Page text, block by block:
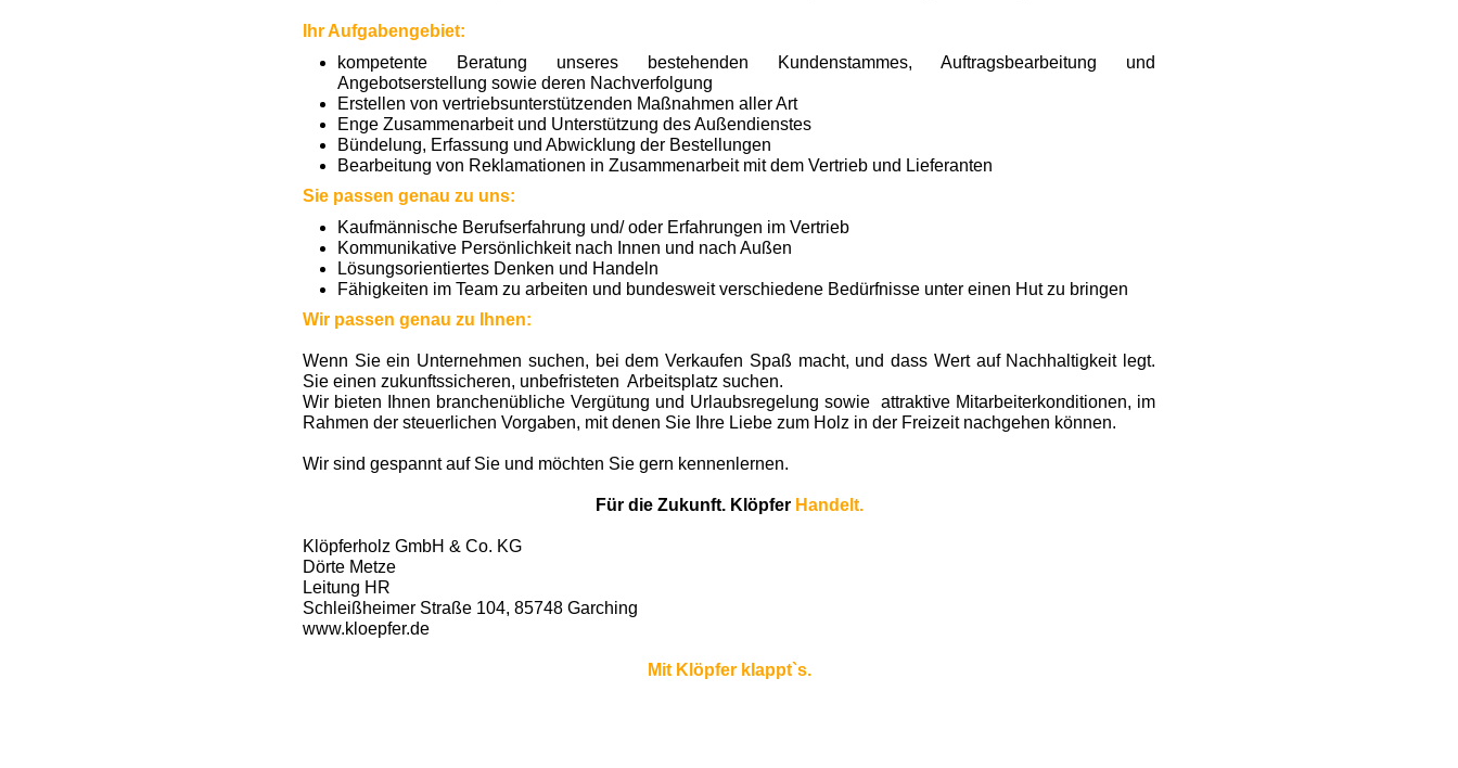
Ihr Aufgabengebiet:
kompetente Beratung unseres bestehenden Kundenstammes, Auftragsbearbeitung und
Angebotserstellung sowie deren Nachverfolgung
Erstellen von vertriebsunterstützenden Maßnahmen aller Art
Enge Zusammenarbeit und Unterstützung des Außendienstes
Bündelung, Erfassung und Abwicklung der Bestellungen
Bearbeitung von Reklamationen in Zusammen­arbeit mit dem Vertrieb und Lieferanten
Sie passen genau zu uns:
Kaufmännische Berufserfahrung und/ oder Erfahrungen im Vertrieb
Kommunikative Persönlichkeit nach Innen und nach Außen
Lösungsorientiertes Denken und Handeln
Fähigkeiten im Team zu arbeiten und bundesweit verschiedene Bedürfnisse unter einen Hut zu bringen
Wir passen genau zu Ihnen:
Wenn Sie ein Unternehmen suchen, bei dem Verkaufen Spaß macht, und dass Wert auf Nachhaltigkeit legt.
Sie einen zukunftssicheren, unbefristeten Arbeitsplatz suchen.
Wir bieten Ihnen branchenübliche Vergütung und Urlaubsregelung sowie attraktive Mitarbeiterkonditionen, im
Rahmen der steuerlichen Vorgaben, mit denen Sie Ihre Liebe zum Holz in der Freizeit nachgehen können.
Wir sind gespannt auf Sie und möchten Sie gern kennenlernen.
Für die Zukunft. Klöpfer Handelt.
Klöpferholz GmbH & Co. KG
Dörte Metze
Leitung HR
Schleißheimer Straße 104, 85748 Garching
www.kloepfer.de
Mit Klöpfer klappt`s.